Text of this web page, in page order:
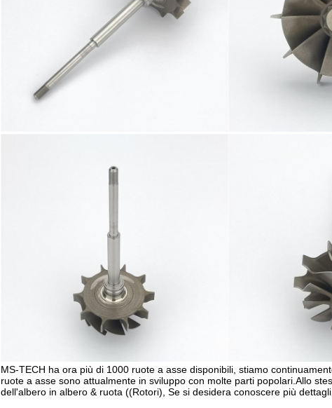
MS-TECH ha ora più di 1000 ruote a asse disponibili, stiamo
ruote a asse sono attualmente in sviluppo con molte parti popolari.Allo
dell'albero in albero & ruota ((Rotori), Se si desidera conoscere più